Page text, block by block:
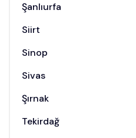
Şanlıurfa
Siirt
Sinop
Sivas
Şırnak
Tekirdağ